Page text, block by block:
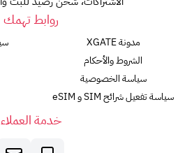
روابط تهمك
مدونة XGATE
الشروط والأحكام
سياسة الخصوصية
سياسة تفعيل شرائح SIM و eSIM
خدمة العملاء